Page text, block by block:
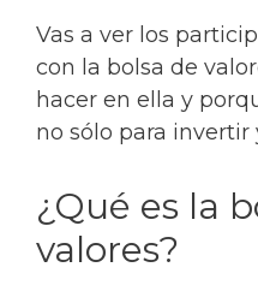
Vas a ver los
con la bolsa de
hacer en ella y
no sólo para invertir
¿Qué es la
valores?